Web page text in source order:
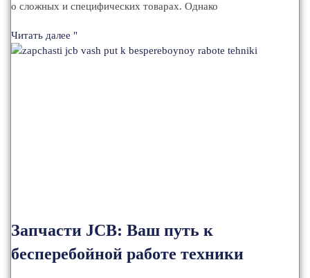
о сложных и специфических товарах. Однако
Читать далее "
Запчасти JCB: Ваш путь к
бесперебойной работе техники